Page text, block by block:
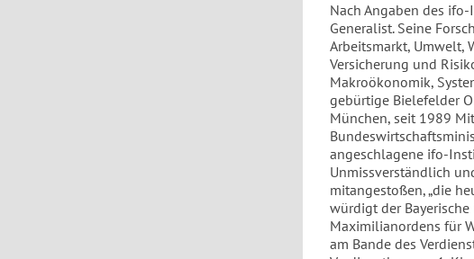
Nach Angaben des
Generalist. Seine
Arbeitsmarkt, Umwelt,
Versicherung und
Makroökonomik,
gebürtige Bielefelder
München, seit 1989
angeschlagene ifo-
Unmissverständlich
mitangestoßen, „die
würdigt der Bayerische
Maximilianordens für
am Bande des